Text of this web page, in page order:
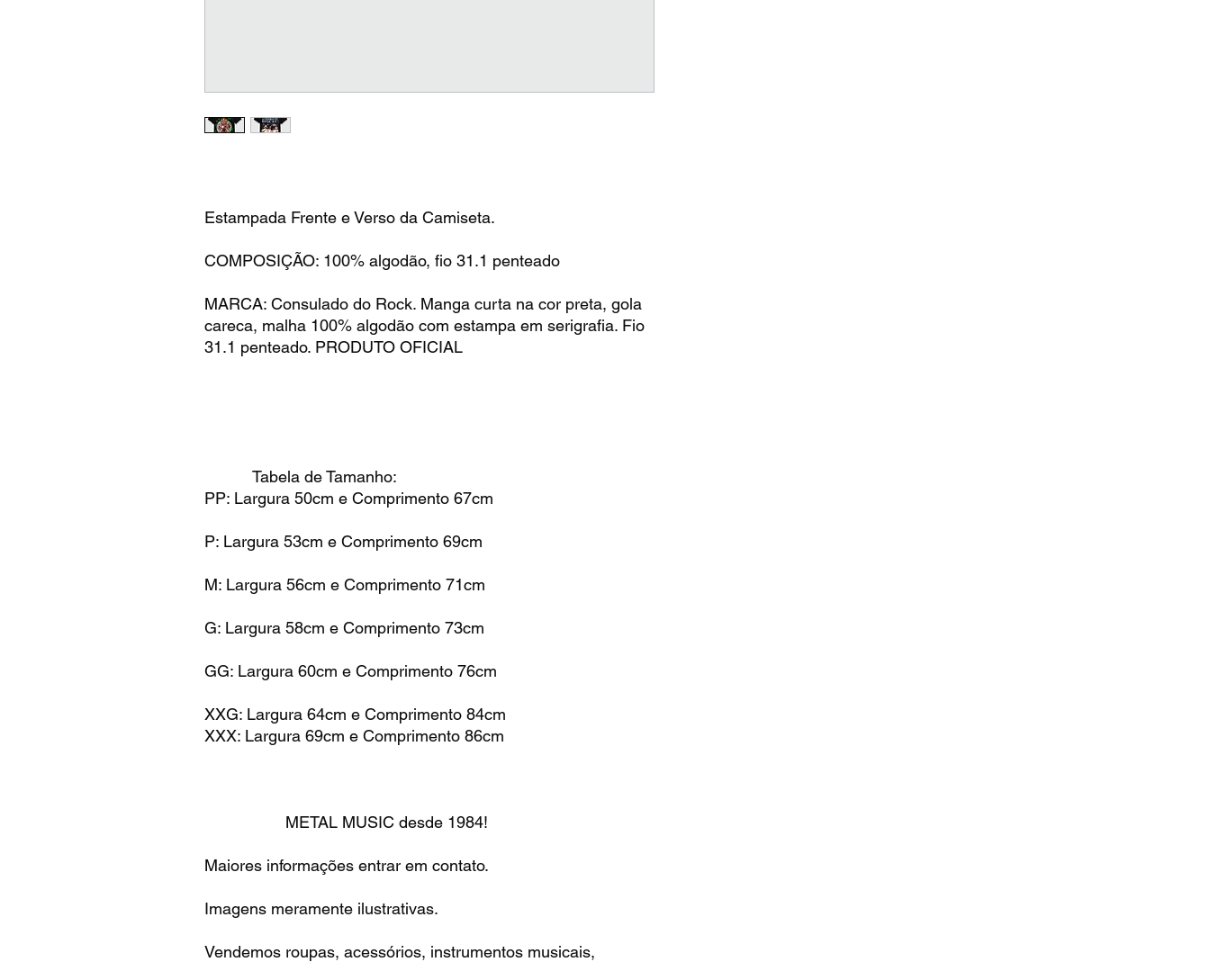
Estampada Frente e Verso da Camiseta.
COMPOSIÇÃO: 100% algodão, fio 31.1 penteado
MARCA: Consulado do Rock. Manga curta na cor preta, gola
careca, malha 100% algodão com estampa em serigrafia. Fio
31.1 penteado. PRODUTO OFICIAL
Tabela de Tamanho:
PP: Largura 50cm e Comprimento 67cm
P: Largura 53cm e Comprimento 69cm
M: Largura 56cm e Comprimento 71cm
G: Largura 58cm e Comprimento 73cm
GG: Largura 60cm e Comprimento 76cm
XXG: Largura 64cm e Comprimento 84cm
XXX: Largura 69cm e Comprimento 86cm
METAL MUSIC desde 1984!
Maiores informações entrar em contato.
Imagens meramente ilustrativas.
Vendemos roupas, acessórios, instrumentos musicais,